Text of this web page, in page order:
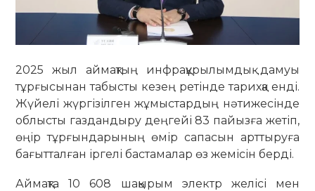
2025 жыл аймақтың инфрақұрылымдық дамуы
тұрғысынан табысты кезең ретінде тарихқа енді.
Жүйелі жүргізілген жұмыстардың нәтижесінде
облысты газдандыру деңгейі 83 пайызға жетіп,
өңір тұрғындарының өмір сапасын арттыруға
бағытталған іргелі бастамалар өз жемісін берді.
Аймақта 10 608 шақырым электр желісі мен